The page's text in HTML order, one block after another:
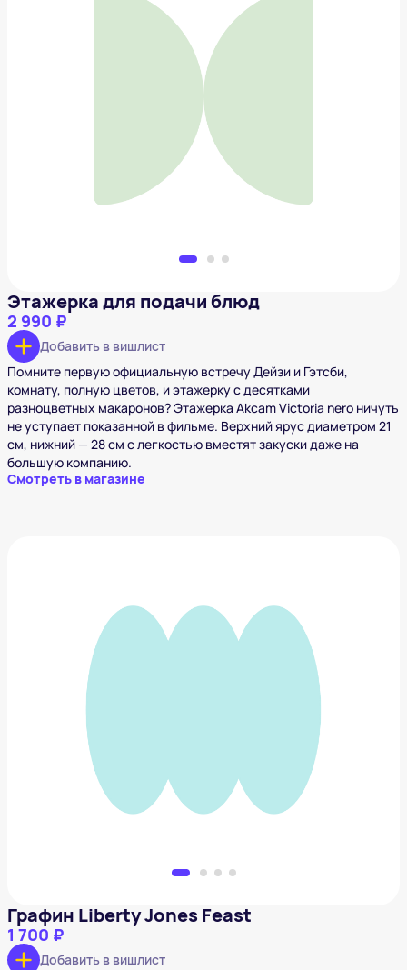
Этажерка для подачи блюд
2 990 ₽
Добавить в вишлист
Этажерка для подачи блюд
2 990 ₽
Добавить в вишлист
Помните первую официальную встречу Дейзи и Гэтсби,
комнату, полную цветов, и этажерку с десятками
разноцветных макаронов? Этажерка Akcam Victoria nero ничуть
не уступает показанной в фильме. Верхний ярус диаметром 21
см, нижний — 28 см с легкостью вместят закуски даже на
большую компанию.
Смотреть в магазине
Графин Liberty Jones Feast
1 700 ₽
Добавить в вишлист